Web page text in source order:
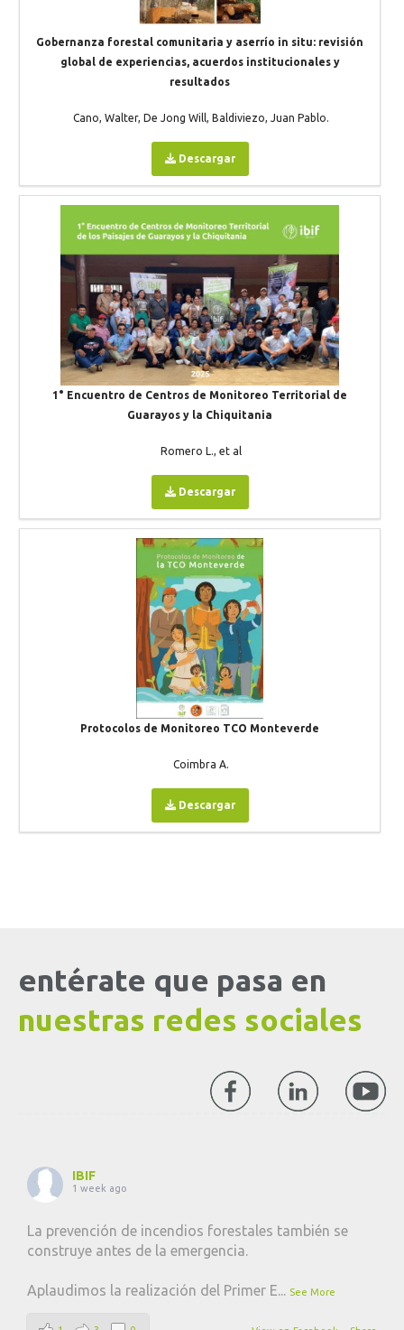
Gobernanza forestal comunitaria y aserrío in situ: revisión
global de experiencias, acuerdos institucionales y
resultados
Cano, Walter, De Jong Will, Baldiviezo, Juan Pablo.
Descargar
1° Encuentro de Centros de Monitoreo Territorial de
Guarayos y la Chiquitania
Romero L., et al
Descargar
Protocolos de Monitoreo TCO Monteverde
Coimbra A.
Descargar
entérate que pasa en
nuestras redes sociales
IBIF
1 week ago
La prevención de incendios forestales también se
construye antes de la emergencia.
Aplaudimos la realización del Primer E... See More